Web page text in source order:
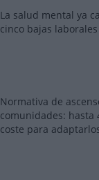
La salud mental ya
cinco bajas laborales
Normativa de
comunidades: hasta
coste para